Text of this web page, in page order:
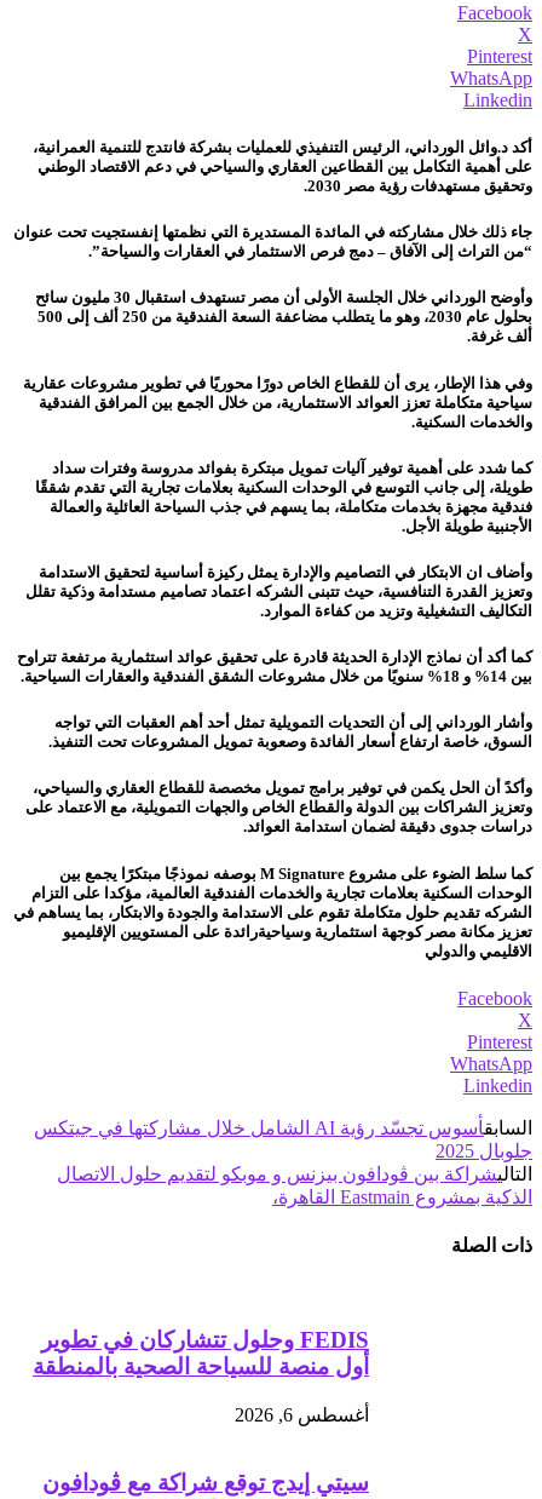
Facebook
X
Pinterest
WhatsApp
Linkedin
أكد د.وائل الورداني، الرئيس التنفيذي للعمليات بشركة فانتدج للتنمية العمرانية،
على أهمية التكامل بين القطاعين العقاري والسياحي في دعم الاقتصاد الوطني
وتحقيق مستهدفات رؤية مصر 2030.
جاء ذلك خلال مشاركته في المائدة المستديرة التي نظمتها إنفستجيت تحت عنوان
“من التراث إلى الآفاق – دمج فرص الاستثمار في العقارات والسياحة”.
وأوضح الورداني خلال الجلسة الأولى أن مصر تستهدف استقبال 30 مليون سائح
بحلول عام 2030، وهو ما يتطلب مضاعفة السعة الفندقية من 250 ألف إلى 500
ألف غرفة.
وفي هذا الإطار، يرى أن للقطاع الخاص دورًا محوريًا في تطوير مشروعات عقارية
سياحية متكاملة تعزز العوائد الاستثمارية، من خلال الجمع بين المرافق الفندقية
والخدمات السكنية.
كما شدد على أهمية توفير آليات تمويل مبتكرة بفوائد مدروسة وفترات سداد
طويلة، إلى جانب التوسع في الوحدات السكنية بعلامات تجارية التي تقدم شققًا
فندقية مجهزة بخدمات متكاملة، بما يسهم في جذب السياحة العائلية والعمالة
الأجنبية طويلة الأجل.
وأضاف ان الابتكار في التصاميم والإدارة يمثل ركيزة أساسية لتحقيق الاستدامة
وتعزيز القدرة التنافسية، حيث تتبنى الشركه اعتماد تصاميم مستدامة وذكية تقلل
التكاليف التشغيلية وتزيد من كفاءة الموارد.
كما أكد أن نماذج الإدارة الحديثة قادرة على تحقيق عوائد استثمارية مرتفعة تتراوح
بين 14% و 18% سنويًا من خلال مشروعات الشقق الفندقية والعقارات السياحية.
وأشار الورداني إلى أن التحديات التمويلية تمثل أحد أهم العقبات التي تواجه
السوق، خاصة ارتفاع أسعار الفائدة وصعوبة تمويل المشروعات تحت التنفيذ.
وأكدً أن الحل يكمن في توفير برامج تمويل مخصصة للقطاع العقاري والسياحي،
وتعزيز الشراكات بين الدولة والقطاع الخاص والجهات التمويلية، مع الاعتماد على
دراسات جدوى دقيقة لضمان استدامة العوائد.
كما سلط الضوء على مشروع M Signature بوصفه نموذجًا مبتكرًا يجمع بين
الوحدات السكنية بعلامات تجارية والخدمات الفندقية العالمية، مؤكدا على التزام
الشركه تقديم حلول متكاملة تقوم على الاستدامة والجودة والابتكار، بما يساهم في
تعزيز مكانة مصر كوجهة استثمارية وسياحيةرائدة على المستويين الإقليميو
الاقليمي والدولي
Facebook
X
Pinterest
WhatsApp
Linkedin
السابق
أسوس تجسّد رؤية AI الشامل خلال مشاركتها في جيتكس
جلوبال 2025
التاليشراكة بين ڤودافون بيزنس و موبكو لتقديم حلول الاتصال
الذكية بمشروع Eastmain القاهرة،
ذات الصلة
FEDIS وحلول تتشاركان في تطوير
أول منصة للسياحة الصحية بالمنطقة
أغسطس 6, 2026
سيتي إيدج توقع شراكة مع ڤودافون